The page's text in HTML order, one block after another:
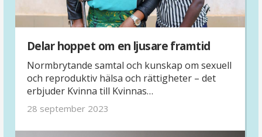
Delar hoppet om en ljusare framtid
Normbrytande samtal och kunskap om sexuell
och reproduktiv hälsa och rättigheter – det
erbjuder Kvinna till Kvinnas
partnerorganisation Haguruka unga vuxna i
Rwanda. Nadine och Ruth som deltagit i
programmet delar med sig av sina upplevelser.
28 september 2023